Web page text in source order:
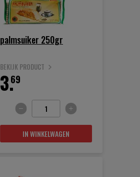
palmsuiker 250gr
BEKIJK PRODUCT
69
3.
IN WINKELWAGEN